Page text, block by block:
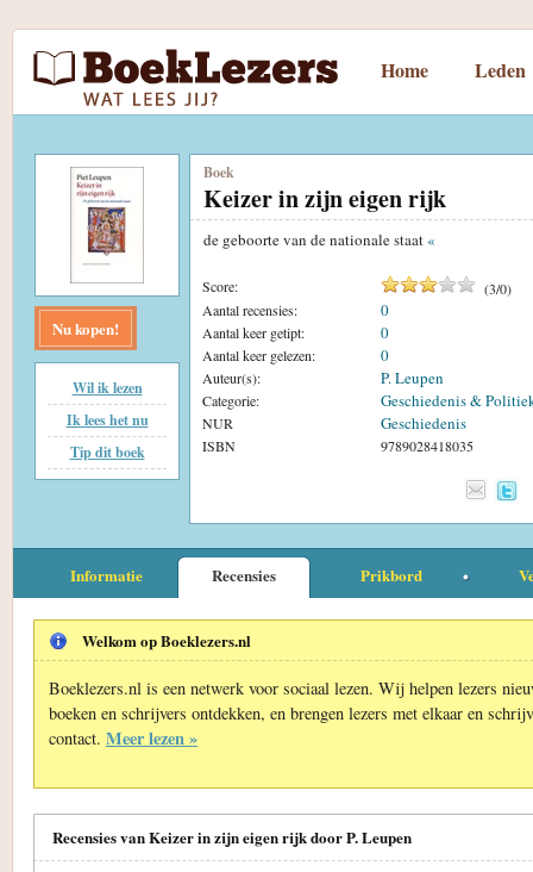
Home Leden
Nu kopen!
Wil ik lezen
Ik lees het nu
Tip dit boek
Boek
Keizer in zijn eigen rijk
de geboorte van de nationale staat «
Score: (3/0)
Aantal recensies:
0
Aantal keer getipt: 0
Aantal keer gelezen: 0
Auteur(s): P. Leupen
Categorie: Geschiedenis &
NUR Geschiedenis
ISBN 9789028418035
Informatie Recensies Prikbord
Welkom op Boeklezers.nl
Boeklezers.nl is een netwerk voor sociaal lezen. Wij helpen lezers
boeken en schrijvers ontdekken, en brengen lezers met elkaar en
contact. Meer lezen »
Recensies van Keizer in zijn eigen rijk door P. Leupen